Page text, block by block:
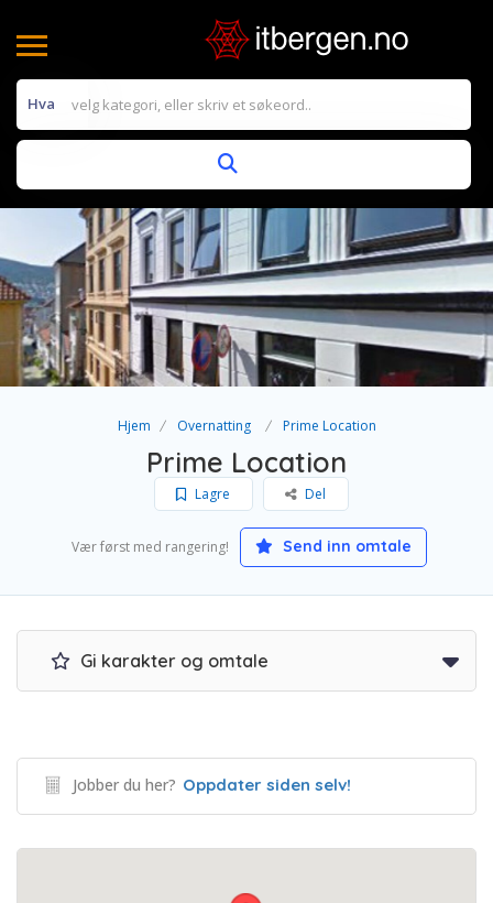
Hva
Hjem Overnatting Prime Location
Prime Location
Lagre Del
Vær først med rangering! Send inn omtale
Gi karakter og omtale
Jobber du her? Oppdater siden selv!